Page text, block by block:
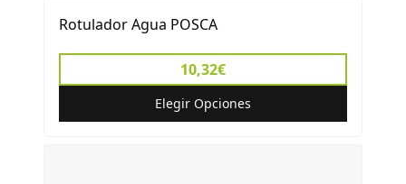
Rotulador Agua POSCA
10,32€
Elegir Opciones